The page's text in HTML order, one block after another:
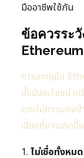
มืออาชีพใช้กัน
ข้อควรระ
การลงทุนใน
นั้นมีประโยชน์ แ
คุณไม่ควรมองข้
เสี่ยงที่อาจเกิดขึ้น
1. ไม่เชื่อทั้งหม